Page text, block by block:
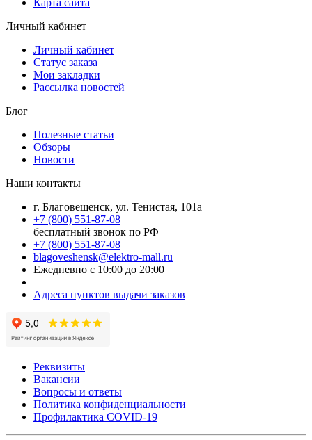
Личный кабинет
Личный кабинет
Статус заказа
Мои закладки
Рассылка новостей
Блог
Полезные статьи
Обзоры
Новости
Наши контакты
г. Благовещенск, ул. Тенистая, 101а
+7 (800) 551-87-08
бесплатный звонок по РФ
+7 (800) 551-87-08
blagoveshensk@elektro-mall.ru
Ежедневно с 10:00 до 20:00
Адреса пунктов выдачи заказов
Реквизиты
Вакансии
Вопросы и ответы
Политика конфиденциальности
Профилактика COVID-19